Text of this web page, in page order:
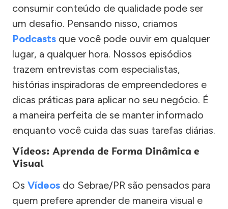
consumir conteúdo de qualidade pode ser
um desafio. Pensando nisso, criamos
Podcasts que você pode ouvir em qualquer
lugar, a qualquer hora. Nossos episódios
trazem entrevistas com especialistas,
histórias inspiradoras de empreendedores e
dicas práticas para aplicar no seu negócio. É
a maneira perfeita de se manter informado
enquanto você cuida das suas tarefas diárias.
Vídeos: Aprenda de Forma Dinâmica e
Visual
Os Vídeos do Sebrae/PR são pensados para
quem prefere aprender de maneira visual e